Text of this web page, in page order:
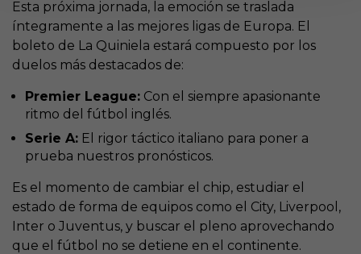
Esta próxima jornada, la emoción se traslada
íntegramente a las mejores ligas de Europa. El
boleto de La Quiniela estará compuesto por los
duelos más destacados de:
Premier League: Con el siempre apasionante
ritmo del fútbol inglés.
Serie A: El rigor táctico italiano para poner a
prueba nuestros pronósticos.
Es el momento de cambiar el chip, estudiar el
estado de forma de equipos como el City, Liverpool,
Inter o Juventus, y buscar el pleno aprovechando
que el fútbol no se detiene en el continente.